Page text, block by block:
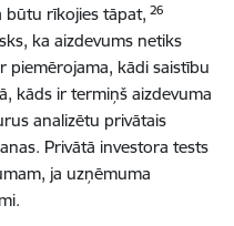
būtu rīkojies tāpat, 26
ka aizdevums netiks
piemērojama, kādi saistību
kāds ir termiņš aizdevuma
analizētu privātais
Privātā investora tests
ja uzņēmuma